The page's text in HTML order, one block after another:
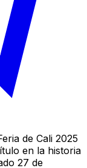
de Cali 2025
en la historia
27 de